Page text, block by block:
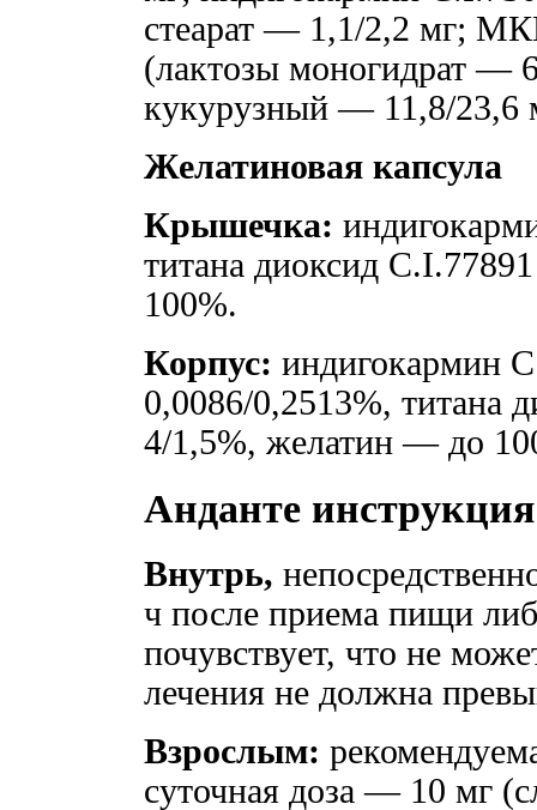
стеарат — 1,1/2,2 мг;
(лактозы моногидрат —
кукурузный — 11,8/
Желатиновая капсула
Крышечка:
титана диоксид
100%.
Корпус: индигокармин
0,0086/0,2513%, титана
4/1,5%, желатин — до
Анданте инструкция
Внутрь,
ч после приема пищи
почувствует, что не
лечения не должна
Взрослым:
суточная доза — 10 мг